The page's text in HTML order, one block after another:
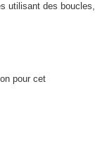
utilisant des boucles,
pour cet